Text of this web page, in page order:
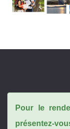
Pour le
présentez-